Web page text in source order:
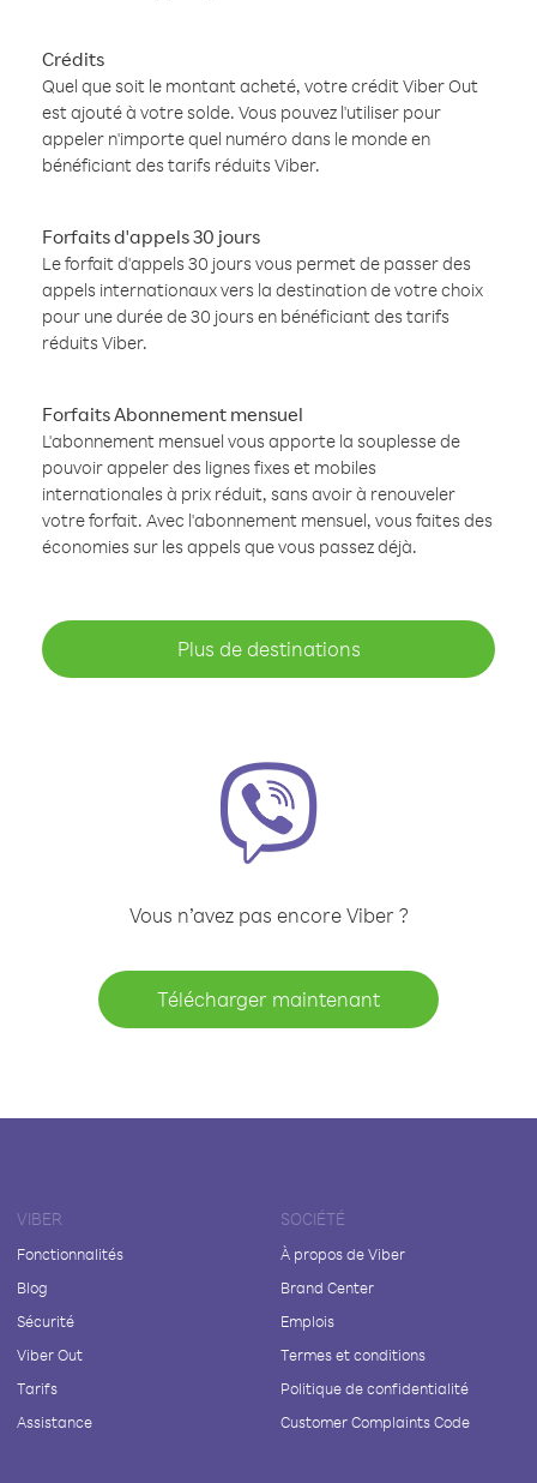
Crédits
Quel que soit le montant acheté, votre crédit Viber Out
est ajouté à votre solde. Vous pouvez l'utiliser pour
appeler n'importe quel numéro dans le monde en
bénéficiant des tarifs réduits Viber.
Forfaits d'appels 30 jours
Le forfait d'appels 30 jours vous permet de passer des
appels internationaux vers la destination de votre choix
pour une durée de 30 jours en bénéficiant des tarifs
réduits Viber.
Forfaits Abonnement mensuel
L'abonnement mensuel vous apporte la souplesse de
pouvoir appeler des lignes fixes et mobiles
internationales à prix réduit, sans avoir à renouveler
votre forfait. Avec l'abonnement mensuel, vous faites des
économies sur les appels que vous passez déjà.
Plus de destinations
Vous n’avez pas encore Viber ?
Télécharger maintenant
VIBER
Fonctionnalités
Blog
Sécurité
Viber Out
Tarifs
Assistance
SOCIÉTÉ
À propos de Viber
Brand Center
Emplois
Termes et conditions
Politique de confidentialité
Customer Complaints Code